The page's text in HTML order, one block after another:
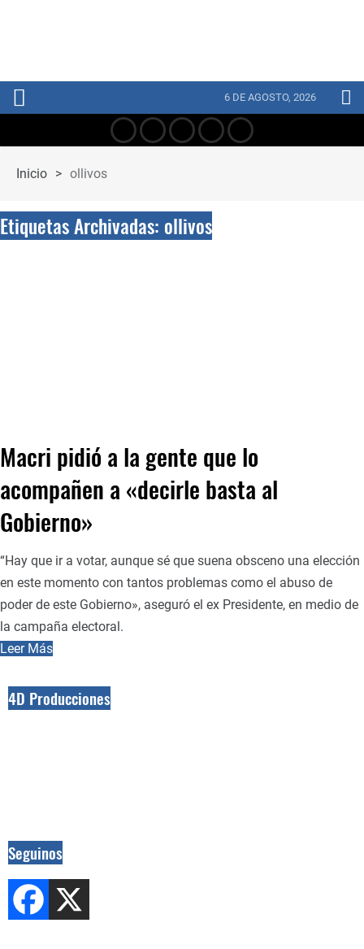
6 DE AGOSTO, 2026
Inicio > ollivos
Etiquetas Archivadas: ollivos
Macri pidió a la gente que lo
acompañen a «decirle basta al
Gobierno»
“Hay que ir a votar, aunque sé que suena obsceno una elección
en este momento con tantos problemas como el abuso de
poder de este Gobierno», aseguró el ex Presidente, en medio de
la campaña electoral.
Leer Más
4D Producciones
Seguinos